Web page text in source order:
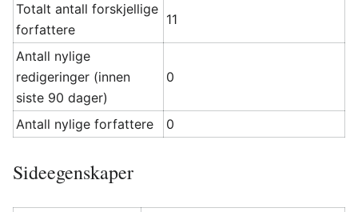
Totalt antall forskjellige
forfattere
11
Antall nylige
redigeringer (innen
siste 90 dager)
0
Antall nylige forfattere 0
Sideegenskaper